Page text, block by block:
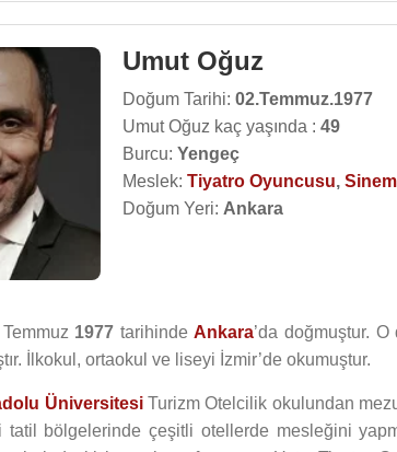
Umut Oğuz
Doğum Tarihi: 02.Temmuz.1977
Umut Oğuz kaç yaşında : 49
Burcu: Yengeç
Meslek: Tiyatro Oyuncusu,
Doğum Yeri: Ankara
1977 tarihindeAnkara’da doğmuştur.
İlkokul, ortaokul ve liseyi İzmir’de okumuştur.
ÜniversitesiTurizm Otelcilik okulundan
tatil bölgelerinde çeşitli otellerde mesleğini